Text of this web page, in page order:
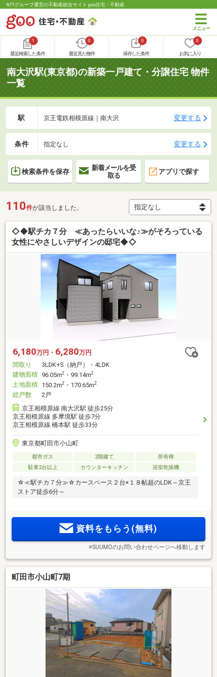
NTTグループ運営の不動産総合サイト goo住宅・不動産
1
最近検索した条件
0
最近見た物件
0
保存した条件
0
お気に入り
南大沢駅(東京都)の新築一戸建て・分譲住宅 物件
一覧
駅 京王電鉄相模原線｜南大沢 変更する
条件 指定なし 変更する
検索条件を保存
新着メールを受
取る
アプリで探す
110件が該当しました。
◇◆駅チカ７分 ≪あったらいいな♪≫がそろっている
女性にやさしいデザインの邸宅◆◇
6,180万円・ 6,280万円
間取り
3LDK+S（納戸）・4LDK
建物面積 96.05m2 ・99.14m2
土地面積 150.2m2 ・170.65m2
総戸数
2戸
京王相模原線 南大沢駅 徒歩25分
京王相模原線 多摩境駅 徒歩7分
京王相模原線 橋本駅 徒歩33分
東京都町田市小山町
都市ガス 2階建て
所有権
駐車2台以上
カウンターキッチン 浴室乾燥機
☆≪駅チカ７分≫☆カースペース２台×１８帖超のLDK～京王
ストア徒歩6分～
資料をもらう(無料)
※SUUMOのお問い合わせページへ移動します
町田市小山町7期